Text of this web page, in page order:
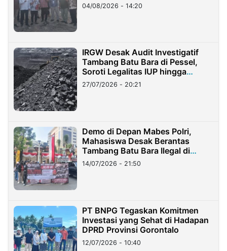
04/08/2026 - 14:20
IRGW Desak Audit Investigatif
Tambang Batu Bara di Pessel,
Soroti Legalitas IUP hingga
Stockpile
27/07/2026 - 20:21
Demo di Depan Mabes Polri,
Mahasiswa Desak Berantas
Tambang Batu Bara Ilegal di
Lampung
14/07/2026 - 21:50
PT BNPG Tegaskan Komitmen
Investasi yang Sehat di Hadapan
DPRD Provinsi Gorontalo
12/07/2026 - 10:40